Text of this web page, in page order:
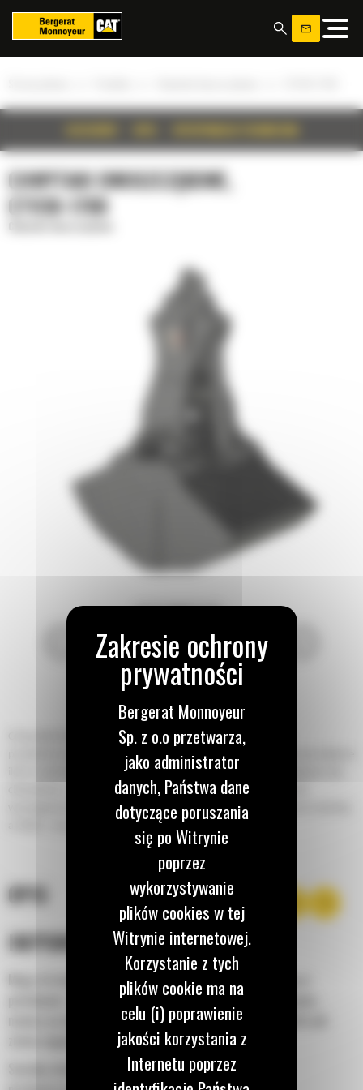
CHWYTAKI DWUSZCZĘKOWE,
CTV30-1700
Chwytaki dwuszczękowe Cat® pozwalają uzyskać wysoką
produktywność podczas prac przeładunkowych. Przemieszczaj większe
ilości materiału dzięki szybko otwierającym i szybko zamykającym się
chwytakom, skracając cykle pracy. Solidna konstrukcja i niskie
wymagania konserwacyjne narzędzia pozwalają mu pracować szybciej,
a Tobie - oszczędzać czas i pieniądze.
OPIS
IMPONUJĄCA WYDAJNOŚĆ
Mając do dyspozycji o 10% wyższą pojemność załadunkową w
porównaniu z innymi dostępnymi chwytakami dwuszczękowymi,
możesz przemieszczać duże ilości materiałów luźnych takich jak
ziarno, węgiel, piasek i kruszywa.
Szeroko otwierające się szczęki umożliwiają chwytanie i
Panel zarządzania plikami cookies
Bergerat Monnoyeur
Sp. z o.o przetwarza,
jako administrator
danych, Państwa dane
dotyczące poruszania
się po Witrynie
poprzez
wykorzystywanie
plików cookies w tej
Witrynie internetowej.
Korzystanie z tych
plików cookie ma na
celu (i) poprawienie
jakości korzystania z
Internetu poprzez